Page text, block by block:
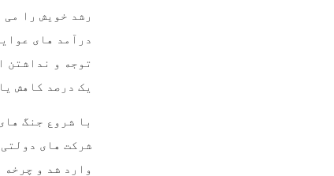
درآمد های
توجه و نداشتن
یک درصد کاهش
با شروع جنگ
شرکت های
وارد شد و